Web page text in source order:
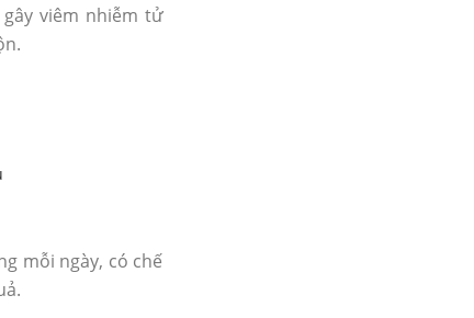
viêm nhiễm tử
mỗi ngày, có chế